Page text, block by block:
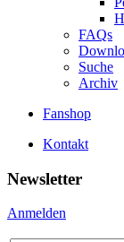
FAQs
Suche
Archiv
Fanshop
Kontakt
Newsletter
Anmelden